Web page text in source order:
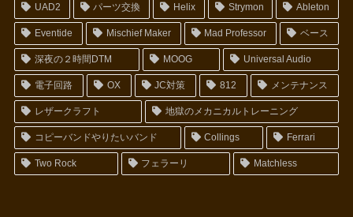
UAD2 パーツ交換 Helix Strymon Ableton
Eventide Mischief Maker Mad Professor ベース
深夜の２時間DTM MOOG Universal Audio
電子回路 OX JC対策 812 メンテナンス
レザークラフト 地獄のメカニカルトレーニング
コピーバンドやりたいバンド Collings Ferrari
Two Rock フェラーリ Matchless